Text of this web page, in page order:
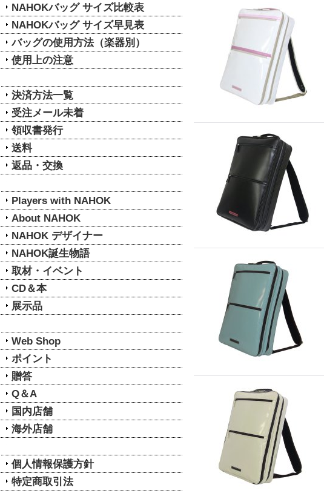
NAHOKバッグ サイズ比較表
NAHOKバッグ サイズ早見表
バッグの使用方法（楽器別）
使用上の注意
決済方法一覧
受注メール未着
領収書発行
送料
返品・交換
Players with NAHOK
About NAHOK
NAHOK デザイナー
NAHOK誕生物語
取材・イベント
CD＆本
展示品
Web Shop
ポイント
贈答
Q＆A
国内店舗
海外店舗
個人情報保護方針
特定商取引法